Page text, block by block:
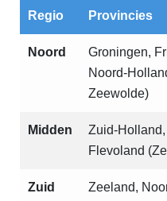
Regio Provincies
Noord
Groningen,
Noord-
Zeewolde)
Midden
Zuid-
Flevoland
Zuid
Zeeland,